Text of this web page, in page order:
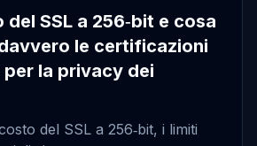
SSL a 256‑bit e cosa
le certificazioni
la privacy dei
del SSL a 256‑bit, i limiti